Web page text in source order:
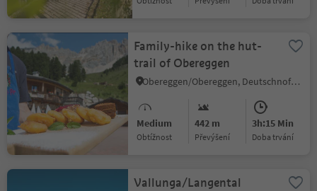
Family-hike on the hut-
trail of Obereggen
Obereggen/Obereggen, Deutschnofen/Nova Ponente, Dolomites Region Eggental
Medium
Obtížnost
442 m
Převýšení
3h:15 Min
doba trvání
Vallunga/Langental